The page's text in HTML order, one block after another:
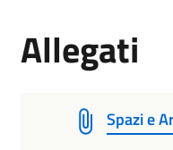
Allegati
Spazi e